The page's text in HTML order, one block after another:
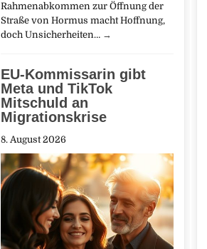
Rahmenabkommen zur Öffnung der
Straße von Hormus macht Hoffnung,
doch Unsicherheiten… →
EU-Kommissarin gibt
Meta und TikTok
Mitschuld an
Migrationskrise
8. August 2026